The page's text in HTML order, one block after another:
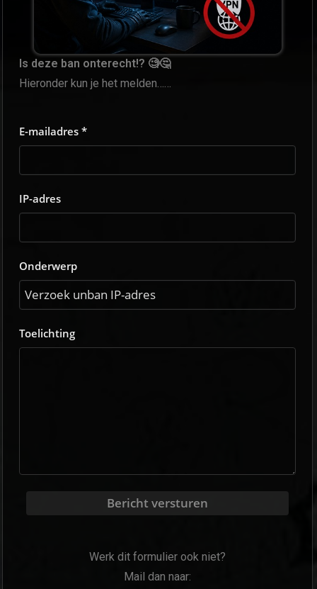
Is deze ban onterecht!? 🧐🤔
Hieronder kun je het melden……
E-mailadres *
IP-adres
Onderwerp
Toelichting
Bericht versturen
Werk dit formulier ook niet?
Mail dan naar: